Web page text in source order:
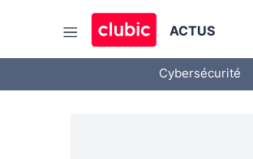
ACTUS
Cybersécurité